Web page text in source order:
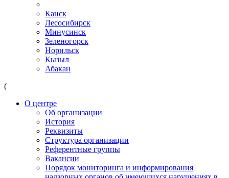
Канск
Лесосибирск
Минусинск
Зеленогорск
Норильск
Кызыл
Абакан
(
О центре
Об организации
История
Реквизиты
Структура организации
Референтные группы
Вакансии
Порядок мониторинга и информирования